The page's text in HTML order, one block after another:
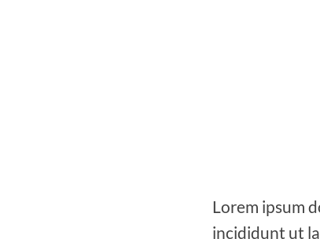
Lorem ipsum
incididunt ut